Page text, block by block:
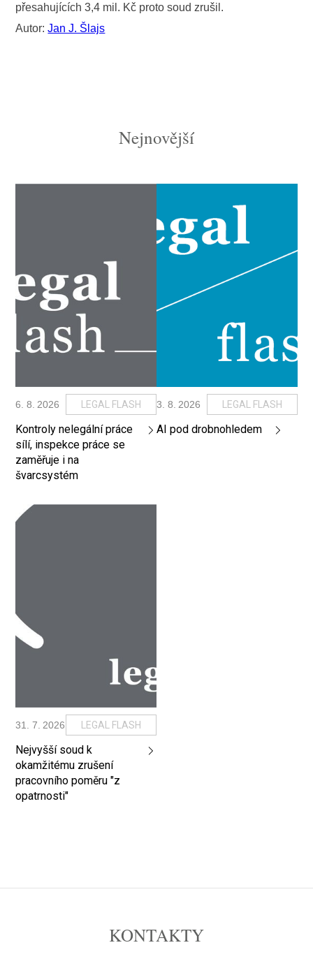
přesahujících 3,4 mil. Kč proto soud zrušil.
Autor:Jan J. Šlajs
Nejnovější
6 8 2026 LEGAL FLASH
Kontroly nelegální práce
sílí, inspekce práce se
zaměřuje i na
švarcsystém
3 8 2026 LEGAL FLASH
AI pod drobnohledem
31 7 2026 LEGAL FLASH
Nejvyšší soud k
okamžitému zrušení
pracovního poměru "z
opatrnosti"
KONTAKTY